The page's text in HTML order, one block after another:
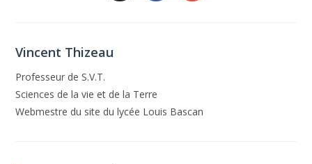
Vincent Thizeau
Professeur de S.V.T.
Sciences de la vie et de la Terre
Webmestre du site du lycée Louis Bascan